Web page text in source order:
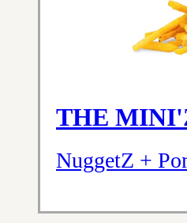
THE
NuggetZ +